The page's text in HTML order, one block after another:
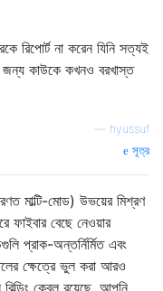
রিপোর্ট না করেন যিনি সত্যই
জন্য কাউকে কখনও বরখাস্ত
hyussuf
সূত্র
মাল্টি-মোড) উভয়ের মিশ্রণ
ফাইবার বেছে নেওয়ার
প্রাক-অন্তর্নির্মিত এবং
ক্ষেত্রে ভুল করা আরও
কেবল রয়েছে, আপনি